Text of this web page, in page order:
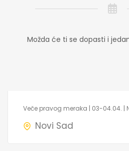
Možda će ti se dopasti i
Veče pravog meraka | 03-04.04. |
Novi Sad